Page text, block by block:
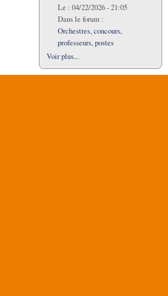
Le : 04/22/2026 - 21:05
Dans le forum :
Orchestres, concours,
professeurs, postes
Voir plus...